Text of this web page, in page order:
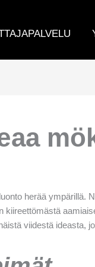
herää ympärillä.
viidestä ideasta,